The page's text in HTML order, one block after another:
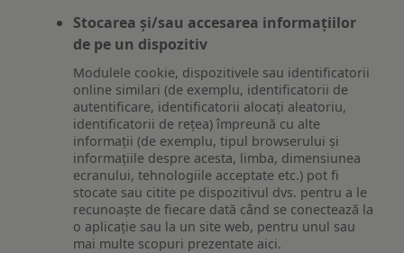
Stocarea și/sau accesarea informațiilor
de pe un dispozitiv
Modulele cookie, dispozitivele sau identificatorii
online similari (de exemplu, identificatorii de
autentificare, identificatorii alocați aleatoriu,
identificatorii de rețea) împreună cu alte
informații (de exemplu, tipul browserului și
informațiile despre acesta, limba, dimensiunea
ecranului, tehnologiile acceptate etc.) pot fi
stocate sau citite pe dispozitivul dvs. pentru a le
recunoaște de fiecare dată când se conectează la
o aplicație sau la un site web, pentru unul sau
mai multe scopuri prezentate aici.